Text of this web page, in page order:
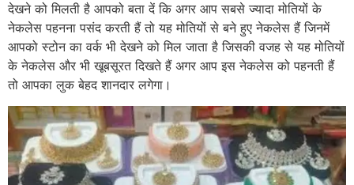
देखने को मिलती है आपको बता दें कि अगर आप सबसे ज्यादा मोतियों के
नेकलेस पहनना पसंद करती हैं तो यह मोतियों से बने हुए नेकलेस हैं जिनमें
आपको स्टोन का वर्क भी देखने को मिल जाता है जिसकी वजह से यह मोतियों
के नेकलेस और भी खूबसूरत दिखते हैं अगर आप इस नेकलेस को पहनती हैं
तो आपका लुक बेहद शानदार लगेगा।